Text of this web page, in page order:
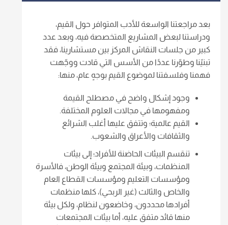
بعد مراجعتنا الواسعة للأدب المتوافر حول القيم،
ودراستنا لبعض المشاريع المتخصصة فيه، وبعد عدد
كبير من جلسات النقاش المركز بين مستشارينا، فقد
تبنيّنا وطوّرنا عددًا من الأسس التي قادت ووجّهت
فهمنا وفلسفتنا لموضوع القيم بوجهٍ عام، منها:
وجود إشكال واضح في مصطلح القيمة
ومفهومها في مجالات العلوم المختلفة.
القيم عالمية؛ وتتفق عليها أغلب الشرائع
والثقافات والأعراق والشعوب.
تنقسم البيئات الحاضنة للأفراد؛ إلى بيئات
المنظمات، وبيئة المجتمع وبيئة الوطن، فالأسرة
ومؤسسات التعليم ومؤسسات القطاع العام
والخاص والثالث (غير الربحي)، كلها منظمات
أفرادها محددون، وخاضعون لنظام، ولكل بيئة
منها قائد متفق عليه، أما بيئات المجتمعات